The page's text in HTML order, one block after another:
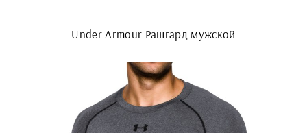
Under Armour Рашгард мужской